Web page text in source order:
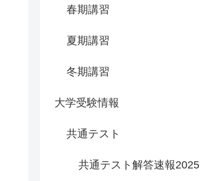
春期講習
夏期講習
冬期講習
大学受験情報
共通テスト
共通テスト解答速報2025